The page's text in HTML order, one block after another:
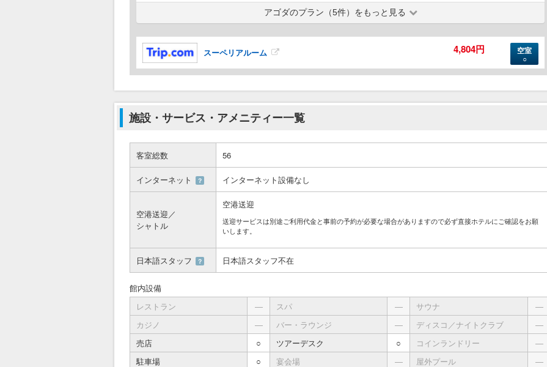
アゴダのプラン（5件）をもっと見る
スーペリアルーム 4,804円 空室
○
施設・サービス・アメニティー一覧
客室総数 56
インターネット ？ インターネット設備なし
空港送迎／
シャトル
空港送迎
送迎サービスは別途ご利用代金と事前の予約が必要な場合がありますので必ず直接ホテルにご確認をお願
いします。
日本語スタッフ ？ 日本語スタッフ不在
館内設備
レストラン
― スパ ― サウナ
―
カジノ
― バー・ラウンジ ― ディスコ／ナイトクラブ
―
売店
○ ツアーデスク ○ コインランドリー
―
駐車場
○ 宴会場 ― 屋外プール
―